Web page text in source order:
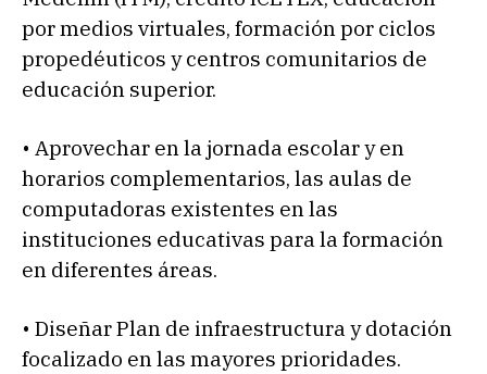
por medios virtuales, formación por ciclos
propedéuticos y centros comunitarios de
educación superior.
• Aprovechar en la jornada escolar y en
horarios complementarios, las aulas de
computadoras existentes en las
instituciones educativas para la formación
en diferentes áreas.
• Diseñar Plan de infraestructura y dotación
focalizado en las mayores prioridades.